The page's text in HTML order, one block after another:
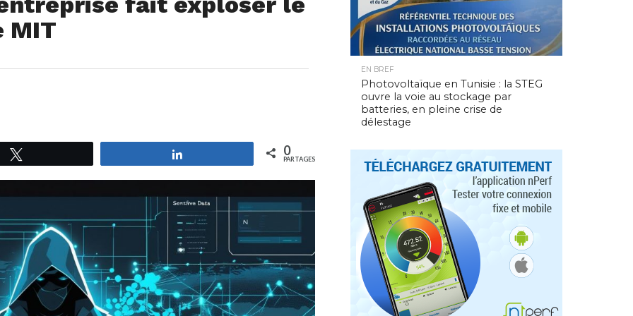
MIT
0
PARTAGES
EN BREF
Photovoltaïque en Tunisie : la STEG
ouvre la voie au stockage par
batteries, en pleine crise de
délestage